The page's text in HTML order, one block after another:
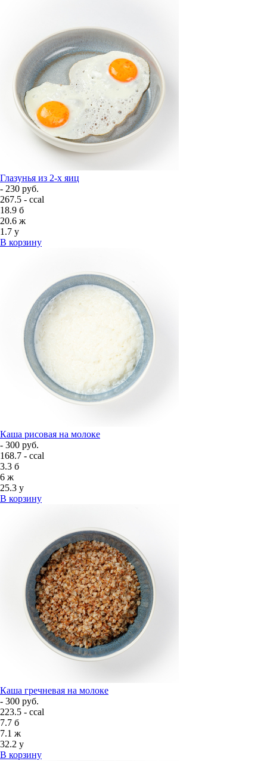
Глазунья из 2-х яиц
- 230 руб.
267.5 - ccal
18.9 б
20.6 ж
1.7 у
В корзину
Каша рисовая на молоке
- 300 руб.
168.7 - ccal
3.3 б
6 ж
25.3 у
В корзину
Каша гречневая на молоке
- 300 руб.
223.5 - ccal
7.7 б
7.1 ж
32.2 у
В корзину